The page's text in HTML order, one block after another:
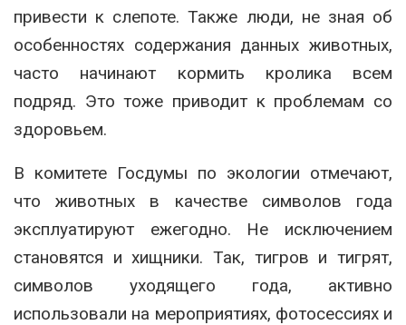
привести к слепоте. Также люди, не зная об
особенностях содержания данных животных,
часто начинают кормить кролика всем
подряд. Это тоже приводит к проблемам со
здоровьем.
В комитете Госдумы по экологии отмечают,
что животных в качестве символов года
эксплуатируют ежегодно. Не исключением
становятся и хищники. Так, тигров и тигрят,
символов уходящего года, активно
использовали на мероприятиях, фотосессиях и